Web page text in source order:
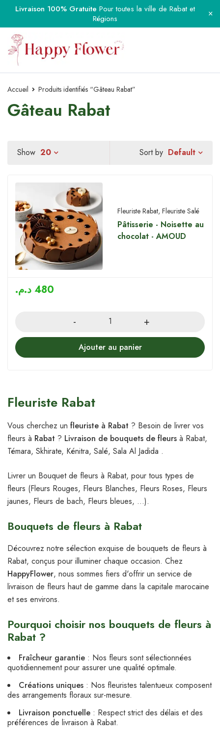
Livraison 100% Gratuite Pour toutes la ville de Rabat et
Régions
Accueil Produits identifiés “Gâteau Rabat”
Gâteau Rabat
Sort by Default
Show 20
Fleuriste Rabat, Fleuriste Salé
Pâtisserie - Noisette au
chocolat - AMOUD
480 د.م.
Ajouter au panier
Fleuriste Rabat
Vous cherchez un fleuriste à Rabat ? Besoin de livrer vos
fleurs à Rabat ? Livraison de bouquets de fleurs à Rabat,
Témara, Skhirate, Kénitra, Salé, Sala Al Jadida .
Livrer un Bouquet de fleurs à Rabat, pour tous types de
fleurs (Fleurs Rouges, Fleurs Blanches, Fleurs Roses, Fleurs
jaunes, Fleurs de bach, Fleurs bleues, …).
Bouquets de fleurs à Rabat
Découvrez notre sélection exquise de bouquets de fleurs à
Rabat, conçus pour illuminer chaque occasion. Chez
HappyFlower, nous sommes fiers d'offrir un service de
livraison de fleurs haut de gamme dans la capitale marocaine
et ses environs.
Pourquoi choisir nos bouquets de fleurs à
Rabat ?
Fraîcheur garantie : Nos fleurs sont sélectionnées
quotidiennement pour assurer une qualité optimale.
Créations uniques : Nos fleuristes talentueux composent
des arrangements floraux sur-mesure.
Livraison ponctuelle : Respect strict des délais et des
préférences de livraison à Rabat.